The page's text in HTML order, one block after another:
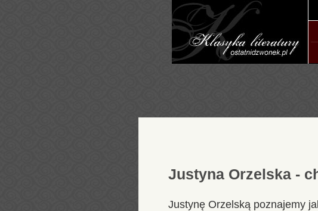
Justyna Orzelska -
Justynę Orzelską poznajemy